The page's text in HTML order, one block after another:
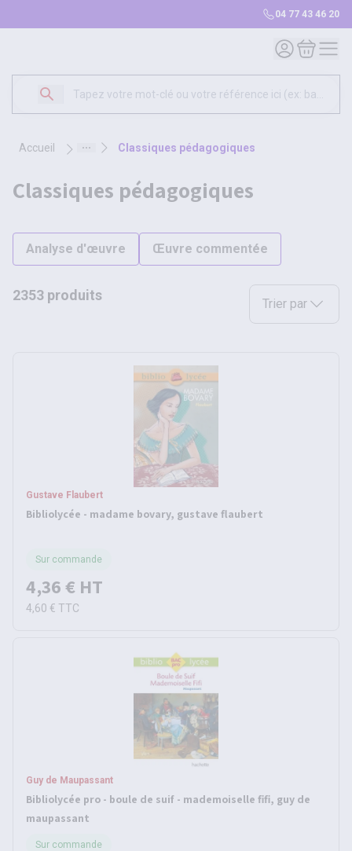
04 77 43 46 20
Mon compte
Mon
accueil classiques pédagogiques
classiques pédagogiques
Analyse d'œuvre Œuvre commentée
2353 produits
Trier par
Gustave Flaubert
Bibliolycée - madame bovary, gustave flaubert
Sur commande
4,36 € HT
4,60 € TTC
Guy de Maupassant
Bibliolycée pro - boule de suif - mademoiselle fifi, guy de
maupassant
Sur commande